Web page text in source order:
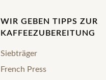
WIR GEBEN TIPPS ZUR
KAFFEEZUBEREITUNG
Siebträger
French Press